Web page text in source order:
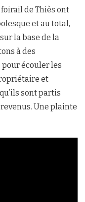
de Thiès ont
et au total,
la base de la
à des
pour écouler les
et
sont partis
Une plainte